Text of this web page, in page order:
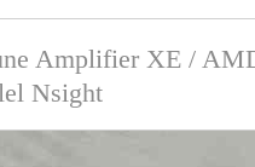
Amplifier XE /
Nsight